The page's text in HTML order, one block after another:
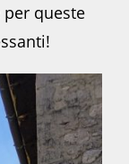
per queste